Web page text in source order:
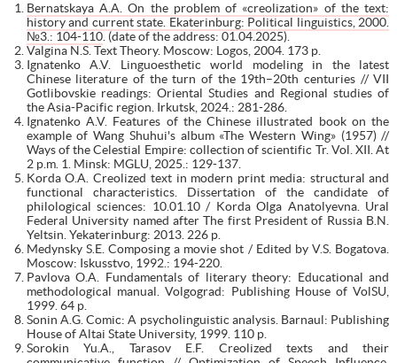
Bernatskaya A.A. On the problem of «creolization» of the text:
history and current state. Ekaterinburg: Political linguistics, 2000.
№3.: 104-110. (date of the address: 01.04.2025).
Valgina N.S. Text Theory. Moscow: Logos, 2004. 173 p.
Ignatenko A.V. Linguoesthetic world modeling in the latest
Chinese literature of the turn of the 19th–20th centuries // VII
Gotlibovskie readings: Oriental Studies and Regional studies of
the Asia-Pacific region. Irkutsk, 2024.: 281-286.
Ignatenko A.V. Features of the Chinese illustrated book on the
example of Wang Shuhui's album «The Western Wing» (1957) //
Ways of the Celestial Empire: collection of scientific Tr. Vol. XII. At
2 p.m. 1. Minsk: MGLU, 2025.: 129-137.
Korda O.A. Creolized text in modern print media: structural and
functional characteristics. Dissertation of the candidate of
philological sciences: 10.01.10 / Korda Olga Anatolyevna. Ural
Federal University named after The first President of Russia B.N.
Yeltsin. Yekaterinburg: 2013. 226 p.
Medynsky S.E. Composing a movie shot / Edited by V.S. Bogatova.
Moscow: Iskusstvo, 1992.: 194-220.
Pavlova O.A. Fundamentals of literary theory: Educational and
methodological manual. Volgograd: Publishing House of VolSU,
1999. 64 p.
Sonin A.G. Comic: A psycholinguistic analysis. Barnaul: Publishing
House of Altai State University, 1999. 110 p.
Sorokin Yu.A., Tarasov E.F. Creolized texts and their